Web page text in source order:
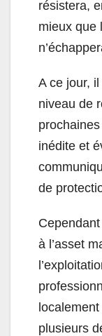
résistera,
mieux que
A ce jour,
niveau de
inédite et
de
à l’asset
plusieurs